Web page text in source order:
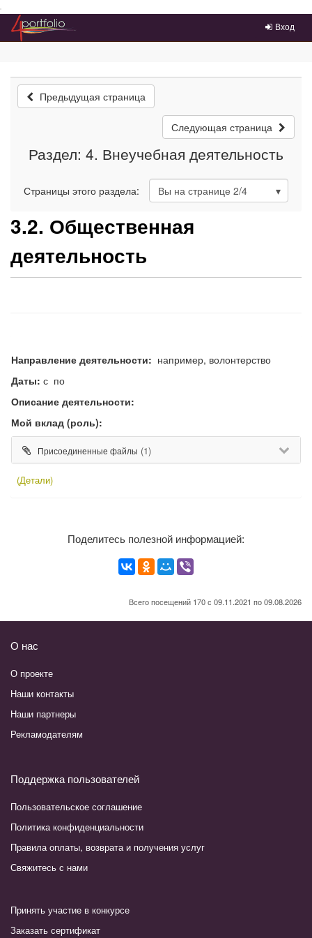
Преейти на главное меню
Вход
Предыдущая страница
Следующая страница
Раздел: 4. Внеучебная деятельность
Страницы этого раздела: Вы на странице 2/4
3.2. Общественная
деятельность
Направление деятельности: например, волонтерство
Даты: с по
Описание деятельности:
Мой вклад (роль):
Присоединенные файлы (1)
(Детали)
Поделитесь полезной информацией:
Всего посещений 170 с 09.11.2021 по 09.08.2026
О нас
О проекте
Наши контакты
Наши партнеры
Рекламодателям
Поддержка пользователей
Пользовательское соглашение
Политика конфиденциальности
Правила оплаты, возврата и получения услуг
Свяжитесь с нами
Принять участие в конкурсе
Заказать сертификат